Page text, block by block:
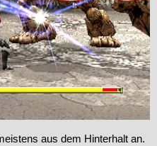
aus dem Hinterhalt an.